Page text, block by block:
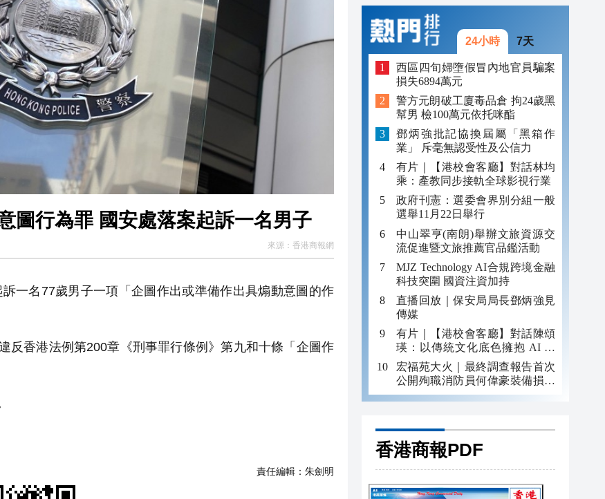
圖行為罪 國安處落案起訴一名男子
來源： 香港商報網
一名77歲男子一項「企圖作出或準備作出具煽動意圖的作
香港法例第200章《刑事罪行條例》第九和十條「企圖作
責任編輯： 朱劍明
24小時 7天
西區四旬婦墮假冒內地官員騙案
損失6894萬元
警方元朗破工廈毒品倉 拘24歲黑
幫男 檢100萬元依托咪酯
鄧炳強批記協換屆屬「黑箱作
業」 斥毫無認受性及公信力
有片｜【港校會客廳】對話林均
乘：產教同步接軌全球影視行業
政府刊憲：選委會界別分組一般
選舉11月22日舉行
中山翠亨(南朗)舉辦文旅資源交
流促進暨文旅推薦官品鑑活動
MJZ Technology AI合規跨境金融
科技突圍 國資注資加持
直播回放｜保安局局長鄧炳強見
傳媒
有片｜【港校會客廳】對話陳頌
瑛：以傳統文化底色擁抱 AI 藝
術新發展
宏福苑大火｜最終調查報告首次
公開殉職消防員何偉豪裝備損毀
照片
香港商報PDF